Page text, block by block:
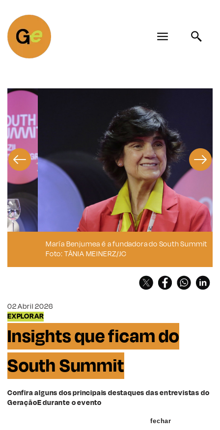
María Benjumea é a fundadora do South Summit
Foto: TÂNIA MEINERZ/JC
02 Abril 2026
EXPLORAR
Insights que ficam do
South Summit
Confira alguns dos principais destaques das entrevistas do
GeraçãoE durante o evento
fechar